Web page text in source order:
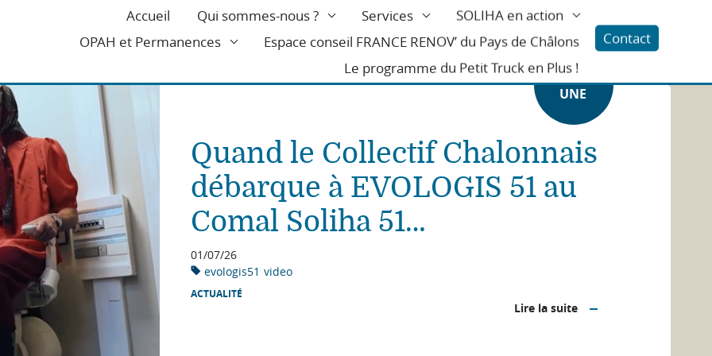
Accueil Qui sommes-nous ? Services
SOLIHA en action
OPAH et Permanences
Espace conseil FRANCE RENOV’ du Pays de Châlons
Le programme du Petit Truck en Plus !
Contact
A LÀ
UNE
Quand le Collectif Chalonnais
débarque à EVOLOGIS 51 au
Comal Soliha 51…
01/07/26
evologis51 video
ACTUALITÉ
Lire la suite